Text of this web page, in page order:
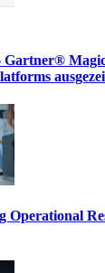
Gartner®
Operational